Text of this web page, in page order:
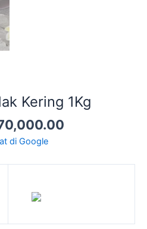
Kering 1Kg
di Google